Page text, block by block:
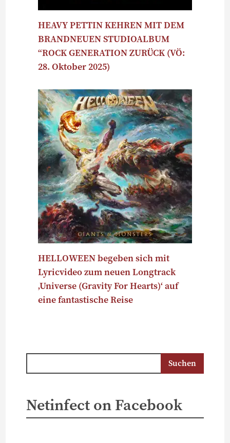
HEAVY PETTIN KEHREN MIT DEM
BRANDNEUEN STUDIOALBUM
“ROCK GENERATION ZURÜCK (VÖ:
28. Oktober 2025)
HELLOWEEN begeben sich mit
Lyricvideo zum neuen Longtrack
‚Universe (Gravity For Hearts)‘ auf
eine fantastische Reise
Netinfect on Facebook